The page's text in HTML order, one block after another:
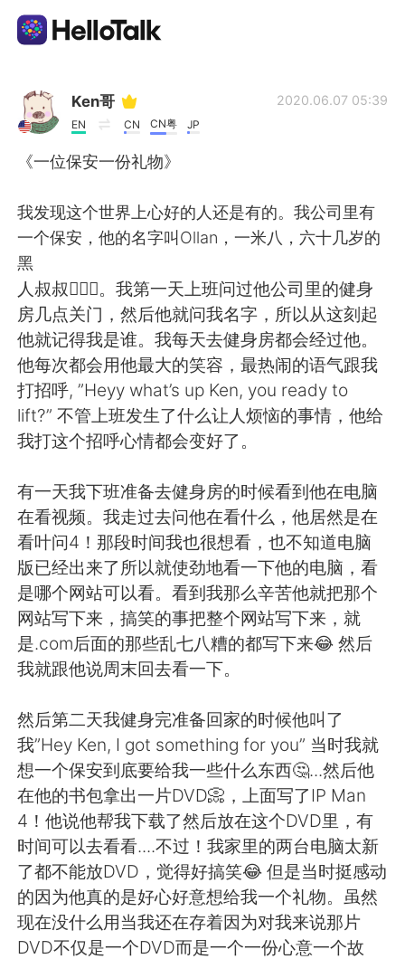
Appli d'échange linguistique
AI Grammar Checker
繁體中文 Español
العربية Deutsch
日本語 한국어
Indonesia Italiano
Türkçe Tiếng Việt
Português
Ken哥
EN CN CN粤 JP
2020.06.07 05:39
《一位保安一份礼物》
我发现这个世界上心好的人还是有的。我公司里有
一个保安，他的名字叫Ollan，一米八，六十几岁的
黑
人叔叔🙎🏾‍♂️。我第一天上班问过他公司里的健身
房几点关门，然后他就问我名字，所以从这刻起
他就记得我是谁。我每天去健身房都会经过他。
他每次都会用他最大的笑容，最热闹的语气跟我
打招呼, ”Heyy what’s up Ken, you ready to
lift?” 不管上班发生了什么让人烦恼的事情，他给
我打这个招呼心情都会变好了。
有一天我下班准备去健身房的时候看到他在电脑
在看视频。我走过去问他在看什么，他居然是在
看叶问4！那段时间我也很想看，也不知道电脑
版已经出来了所以就使劲地看一下他的电脑，看
是哪个网站可以看。看到我那么辛苦他就把那个
网站写下来，搞笑的事把整个网站写下来，就
是.com后面的那些乱七八糟的都写下来😂 然后
我就跟他说周末回去看一下。
然后第二天我健身完准备回家的时候他叫了
我”Hey Ken, I got something for you” 当时我就
想一个保安到底要给我一些什么东西🤔...然后他
在他的书包拿出一片DVD📀，上面写了IP Man
4！他说他帮我下载了然后放在这个DVD里，有
时间可以去看看....不过！我家里的两台电脑太新
了都不能放DVD，觉得好搞笑😂 但是当时挺感动
的因为他真的是好心好意想给我一个礼物。虽然
现在没什么用当我还在存着因为对我来说那片
DVD不仅是一个DVD而是一个一份心意一个故